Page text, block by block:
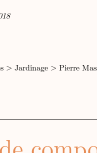
> Jardinage > Pierre